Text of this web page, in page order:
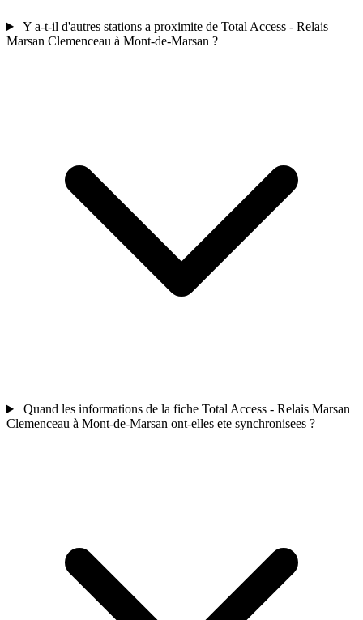
Y a-t-il d'autres stations a proximite de Total Access - Relais
Marsan Clemenceau à Mont-de-Marsan ?
Quand les informations de la fiche Total Access - Relais Marsan
Clemenceau à Mont-de-Marsan ont-elles ete synchronisees ?